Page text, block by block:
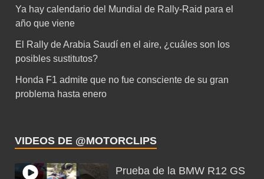
Ya hay calendario del Mundial de Rally-Raid para el
año que viene
El Rally de Arabia Saudí en el aire, ¿cuáles son los
posibles sustitutos?
Honda F1 admite que no fue consciente de su gran
problema hasta enero
VIDEOS DE @MOTORCLIPS
Prueba de la BMW R12 GS